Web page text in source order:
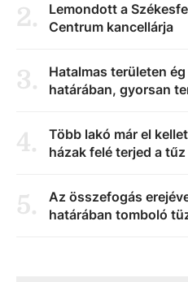
2.
Lemondott a
Centrum kancellárja
3.
Hatalmas területen
határában, gyorsan
4.
Több lakó már el
házak felé terjed a
5.
Az összefogás
határában tomboló